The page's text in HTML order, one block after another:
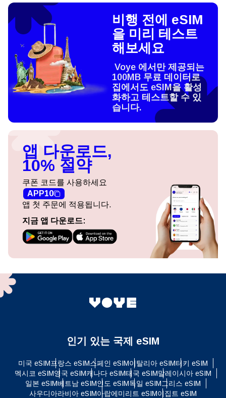
비행 전에 eSIM
을 미리 테스트
해보세요
Voye 에서만 제공되는
100MB 무료 데이터로
집에서도 eSIM을 활성
화하고 테스트할 수 있
습니다.
앱 다운로드,
10% 절약
쿠폰 코드를 사용하세요
APP10
앱 첫 주문에 적용됩니다.
지금 앱 다운로드:
인기 있는 국제 eSIM
미국 eSIM프랑스 eSIM스페인 eSIM이탈리아 eSIM터키 eSIM
멕시코 eSIM영국 eSIM캐나다 eSIM태국 eSIM말레이시아 eSIM
일본 eSIM베트남 eSIM인도 eSIM독일 eSIM그리스 eSIM
사우디아라비아 eSIM아랍에미리트 eSIM이집트 eSIM